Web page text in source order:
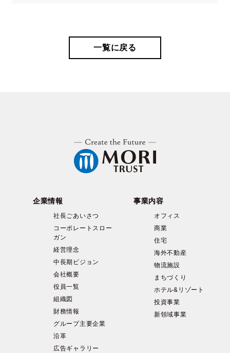
一覧に戻る
企業情報
社長ごあいさつ
コーポレートスロー
ガン
経営理念
中長期ビジョン
会社概要
役員一覧
組織図
財務情報
グループ主要企業
沿革
広告ギャラリー
事業内容
オフィス
商業
住宅
海外不動産
物流施設
まちづくり
ホテル&リゾート
投資事業
新領域事業